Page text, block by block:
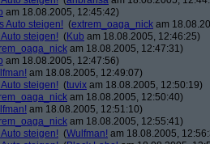
am 18.08.2005, 12:45:42)
Auto steigen! (extrem_oaga_nick am
steigen! (Kub am 18.08.2005, 12:46:25)
am 18.08.2005, 12:47:31)
am 18.08.2005, 12:47:56)
am 18.08.2005, 12:49:07)
steigen! (tuvix am 18.08.2005, 12:50:19)
am 18.08.2005, 12:50:40)
am 18.08.2005, 12:51:10)
am 18.08.2005, 12:55:41)
steigen! (Wulfman! am 18.08.2005,